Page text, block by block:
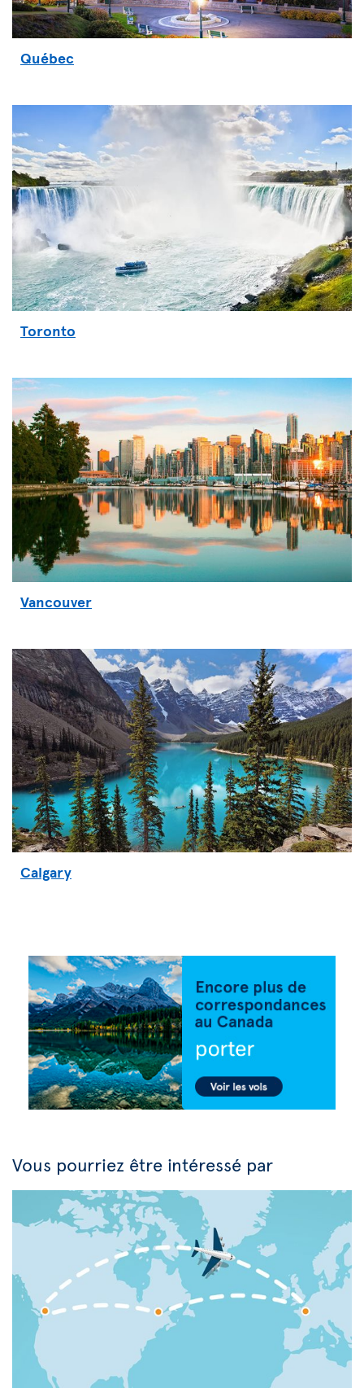
Québec
Toronto
Vancouver
Calgary
Vous pourriez être intéressé par